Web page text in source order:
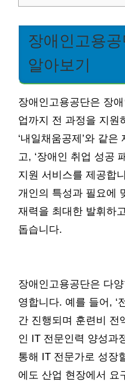
장애인고용
알아보기
장애인고용공단은 장
업까지 전 과정을 지원
‘내일채움공제’와 같
고, ‘장애인 취업 성공
지원 서비스를 제공합
개인의 특성과 필요에
재력을 최대한 발휘하
돕습니다.
장애인고용공단은 다
영합니다. 예를 들어, ‘
간 진행되며 훈련비 전
인 IT 전문인력 양성과
통해 IT 전문가로 성장
에도 산업 현장에서 요